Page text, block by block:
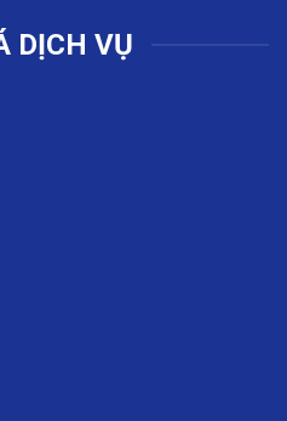
DỊCH VỤ